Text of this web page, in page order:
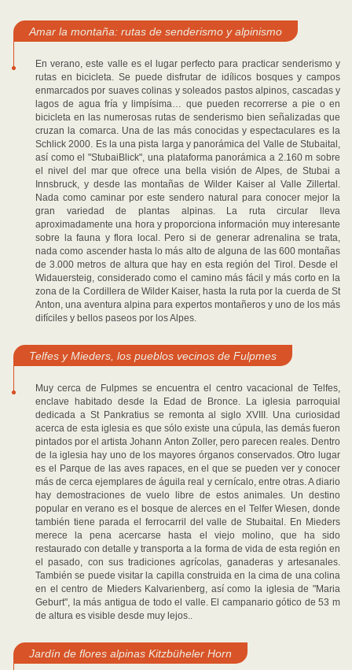
Amar la montaña: rutas de senderismo y alpinismo
En verano, este valle es el lugar perfecto para practicar senderismo y
rutas en bicicleta. Se puede disfrutar de idílicos bosques y campos
enmarcados por suaves colinas y soleados pastos alpinos, cascadas y
lagos de agua fría y limpísima… que pueden recorrerse a pie o en
bicicleta en las numerosas rutas de senderismo bien señalizadas que
cruzan la comarca. Una de las más conocidas y espectaculares es la
Schlick 2000. Es la una pista larga y panorámica del Valle de Stubaital,
así como el "StubaiBlick", una plataforma panorámica a 2.160 m sobre
el nivel del mar que ofrece una bella visión de Alpes, de Stubai a
Innsbruck, y desde las montañas de Wilder Kaiser al Valle Zillertal.
Nada como caminar por este sendero natural para conocer mejor la
gran variedad de plantas alpinas. La ruta circular lleva
aproximadamente una hora y proporciona información muy interesante
sobre la fauna y flora local. Pero si de generar adrenalina se trata,
nada como ascender hasta lo más alto de alguna de las 600 montañas
de 3.000 metros de altura que hay en esta región del Tirol. Desde el
Widauersteig, considerado como el camino más fácil y más corto en la
zona de la Cordillera de Wilder Kaiser, hasta la ruta por la cuerda de St
Anton, una aventura alpina para expertos montañeros y uno de los más
difíciles y bellos paseos por los Alpes.
Telfes y Mieders, los pueblos vecinos de Fulpmes
Muy cerca de Fulpmes se encuentra el centro vacacional de Telfes,
enclave habitado desde la Edad de Bronce. La iglesia parroquial
dedicada a St Pankratius se remonta al siglo XVIII. Una curiosidad
acerca de esta iglesia es que sólo existe una cúpula, las demás fueron
pintados por el artista Johann Anton Zoller, pero parecen reales. Dentro
de la iglesia hay uno de los mayores órganos conservados. Otro lugar
es el Parque de las aves rapaces, en el que se pueden ver y conocer
más de cerca ejemplares de águila real y cernícalo, entre otras. A diario
hay demostraciones de vuelo libre de estos animales. Un destino
popular en verano es el bosque de alerces en el Telfer Wiesen, donde
también tiene parada el ferrocarril del valle de Stubaital. En Mieders
merece la pena acercarse hasta el viejo molino, que ha sido
restaurado con detalle y transporta a la forma de vida de esta región en
el pasado, con sus tradiciones agrícolas, ganaderas y artesanales.
También se puede visitar la capilla construida en la cima de una colina
en el centro de Mieders Kalvarienberg, así como la iglesia de "Maria
Geburt", la más antigua de todo el valle. El campanario gótico de 53 m
de altura es visible desde muy lejos..
Jardín de flores alpinas Kitzbüheler Horn